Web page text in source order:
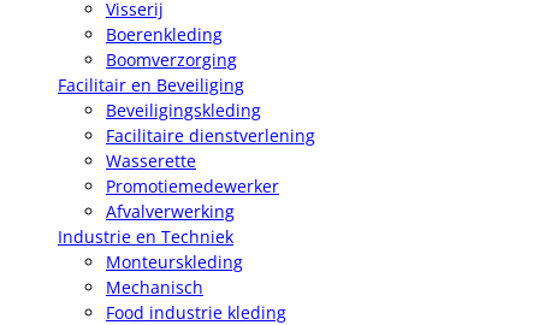
Visserij
Boerenkleding
Boomverzorging
Facilitair en Beveiliging
Beveiligingskleding
Facilitaire dienstverlening
Wasserette
Promotiemedewerker
Afvalverwerking
Industrie en Techniek
Monteurskleding
Mechanisch
Food industrie kleding